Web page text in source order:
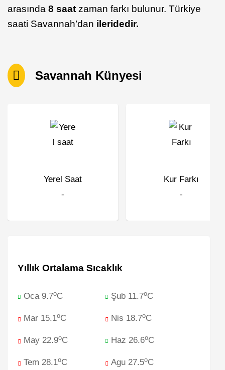
arasında 8 saat zaman farkı bulunur. Türkiye
saati Savannah’dan ileridedir.
Savannah Künyesi
Yerel Saat
-
Kur Farkı
-
Yıllık Ortalama Sıcaklık
Oca 9.7oC Şub 11.7oC
Mar 15.1oC Nis 18.7oC
May 22.9oC Haz 26.6oC
Tem 28.1oC Agu 27.5oC